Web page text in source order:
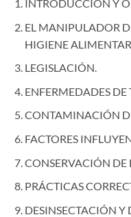
INTRODUCCIÓN Y
EL MANIPULADOR
HIGIENE
LEGISLACIÓN.
ENFERMEDADES
CONTAMINACIÓN
FACTORES
CONSERVACIÓN DE
PRÁCTICAS
DESINSECTACIÓN Y